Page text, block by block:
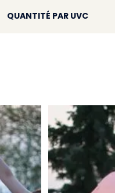
QUANTITÉ PAR UVC